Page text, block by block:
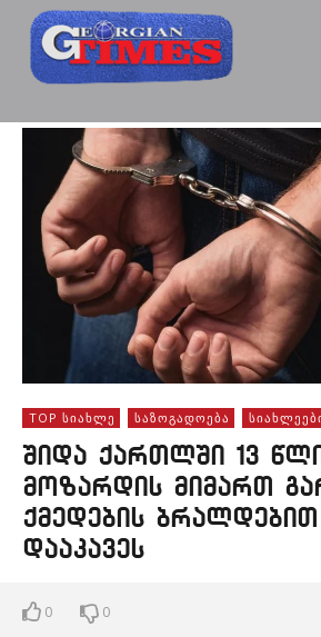
TOP ᲡᲘᲐᲮᲚᲔ ᲡᲐᲖᲝᲒᲐᲓᲝᲔᲑᲐ
შიდა ქართლში 13
მოზარდის მიმართ
ქმედების
დააკავეს
0 0